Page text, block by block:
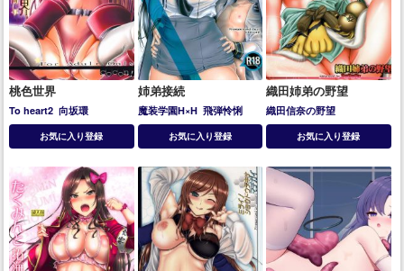
桃色世界
To heart2 向坂環
お気に入り登録
姉弟接続
魔装学園H×H 飛弾怜悧
お気に入り登録
織田姉弟の野望
織田信奈の野望
お気に入り登録